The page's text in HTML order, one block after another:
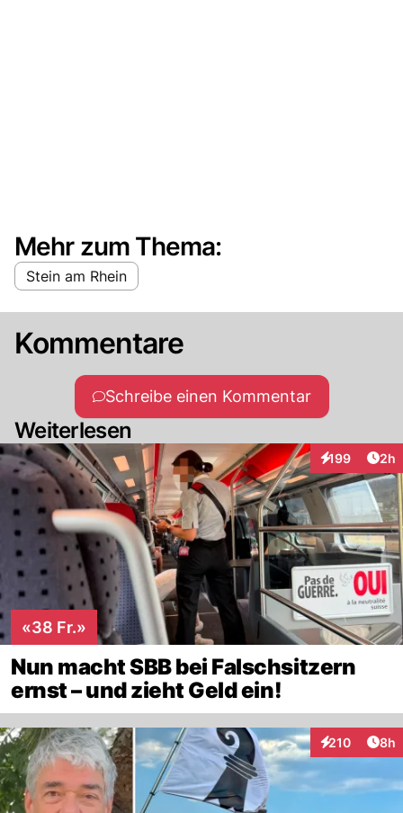
Mehr zum Thema:
Stein am Rhein
Kommentare
Schreibe einen Kommentar
Weiterlesen
199
Interaktionen
2h
«38 Fr.»
Nun macht SBB bei Falschsitzern
ernst – und zieht Geld ein!
210
Interaktionen
8h